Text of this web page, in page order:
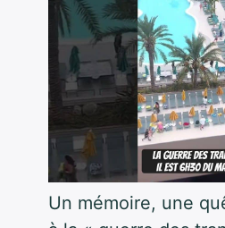
Un mémoire, une